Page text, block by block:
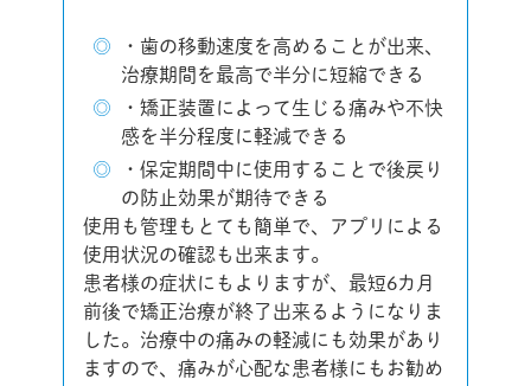
・歯の移動速度を高めることが出来、
治療期間を最高で半分に短縮できる
・矯正装置によって生じる痛みや不快
感を半分程度に軽減できる
・保定期間中に使用することで後戻り
の防止効果が期待できる
使用も管理もとても簡単で、アプリによる
使用状況の確認も出来ます。
患者様の症状にもよりますが、最短6カ月
前後で矯正治療が終了出来るようになりま
した。治療中の痛みの軽減にも効果があり
ますので、痛みが心配な患者様にもお勧め